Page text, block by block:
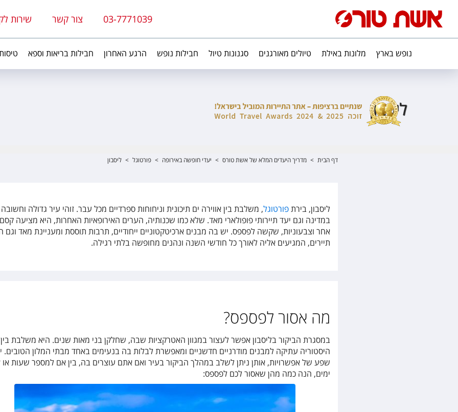
03-7771039 צור קשר שירות
נופש בארץ מלונות באילת טיולים מאורגנים סגנונות טיול חבילות נופש הרגע האחרון חבילות בריאות וספא
ליסבון
דף הבית > מדריך היעדים המלא של אשת טורס > יעדי חופשה באירופה > פורטוגל > ליסבון
ליסבון, בירתפורטוגל, משלבת בין אווירה ים תיכונית וניחוחות ספרדיים מכל עבר. זוהי עיר גדולה
במדינה וגם יעד תיירותי פופולארי מאד. שלא כמו שכנותיה, הערים האירופאיות האחרות, היא מציעה
אחר וצבעוניות, שקשה לפספס. יש בה מבנים ארכיטקטוניים ייחודיים, תרבות תוססת ומעניינת מאד וגם
תיירים, המגיעים אליה לאורך כל חודשי השנה ונהנים מחופשה בלתי רגילה.
מה אסור לפספס?
במסגרת הביקור בליסבון אפשר לעצור במגוון האטרקציות שבה, שחלקן בני מאות שנים. היא משלבת בין
היסטוריה עתיקה למבנים מודרניים חדשניים ומאפשרת לבלות בה בנעימים באחד מבתי המלון הטובים.
שפע של אפשרויות, אותן ניתן לשלב במהלך הביקור בעיר ואם אתם עוצרים בה, בין אם למספר שעות
ימים, הנה כמה מהן שאסור לכם לפספס: